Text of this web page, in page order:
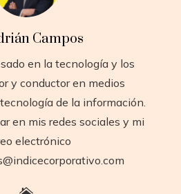
Campos
en la tecnología y los
y conductor en medios
de la información.
en mis redes sociales y mi
electrónico